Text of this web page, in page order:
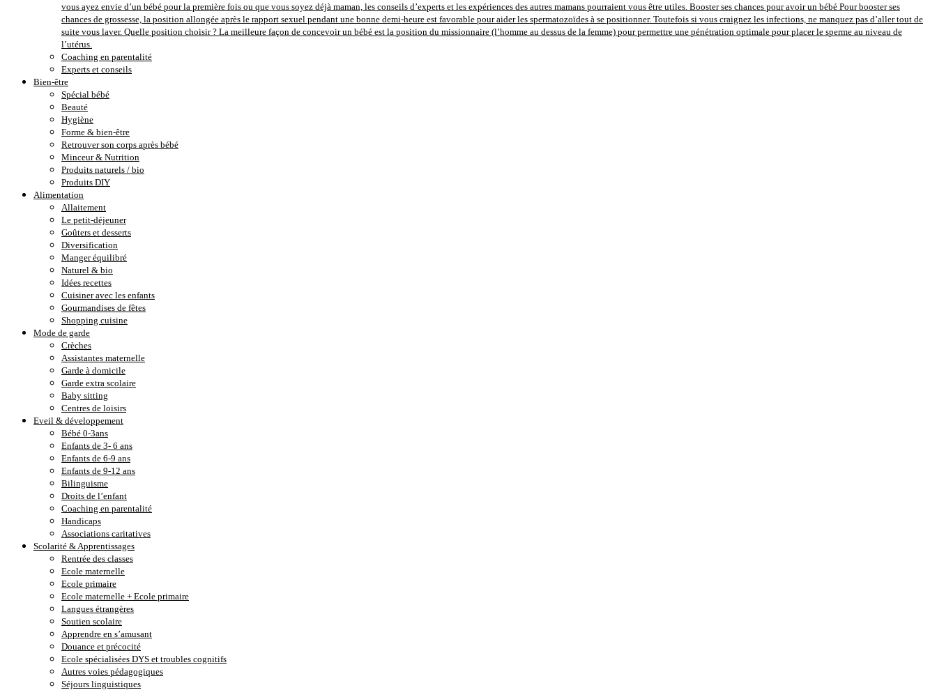
vous ayez envie d’un bébé pour la première fois ou que vous soyez déjà maman, les conseils d’experts et les expériences des autres mamans pourraient vous être utiles. Booster ses chances pour avoir un bébé Pour booster ses
chances de grossesse, la position allongée après le rapport sexuel pendant une bonne demi-heure est favorable pour aider les spermatozoïdes à se positionner. Toutefois si vous craignez les infections, ne manquez pas d’aller tout de
suite vous laver. Quelle position choisir ? La meilleure façon de concevoir un bébé est la position du missionnaire (l’homme au dessus de la femme) pour permettre une pénétration optimale pour placer le sperme au niveau de
l’utérus.
Coaching en parentalité
Experts et conseils
Bien-être
Spécial bébé
Beauté
Hygiène
Forme & bien-être
Retrouver son corps après bébé
Minceur & Nutrition
Produits naturels / bio
Produits DIY
Alimentation
Allaitement
Le petit-déjeuner
Goûters et desserts
Diversification
Manger équilibré
Naturel & bio
Idées recettes
Cuisiner avec les enfants
Gourmandises de fêtes
Shopping cuisine
Mode de garde
Crèches
Assistantes maternelle
Garde à domicile
Garde extra scolaire
Baby sitting
Centres de loisirs
Eveil & développement
Bébé 0-3ans
Enfants de 3- 6 ans
Enfants de 6-9 ans
Enfants de 9-12 ans
Bilinguisme
Droits de l’enfant
Coaching en parentalité
Handicaps
Associations caritatives
Scolarité & Apprentissages
Rentrée des classes
Ecole maternelle
Ecole primaire
Ecole maternelle + Ecole primaire
Langues étrangères
Soutien scolaire
Apprendre en s’amusant
Douance et précocité
Ecole spécialisées DYS et troubles cognitifs
Autres voies pédagogiques
Séjours linguistiques